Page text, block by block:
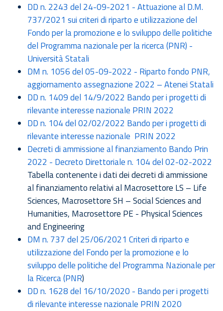
DD n. 2243 del 24-09-2021 - Attuazione al D.M.
737/2021 sui criteri di riparto e utilizzazione del
Fondo per la promozione e lo sviluppo delle politiche
del Programma nazionale per la ricerca (PNR) -
Università Statali
DM n. 1056 del 05-09-2022 - Riparto fondo PNR,
aggiornamento assegnazione 2022 – Atenei Statali
DD n. 1409 del 14/9/2022 Bando per i progetti di
rilevante interesse nazionale PRIN 2022
DD n. 104 del 02/02/2022 Bando per i progetti di
rilevante interesse nazionale PRIN 2022
Decreti di ammissione al finanziamento Bando Prin
2022 - Decreto Direttoriale n. 104 del 02-02-2022
Tabella contenente i dati dei decreti di ammissione
al finanziamento relativi al Macrosettore LS – Life
Sciences, Macrosettore SH – Social Sciences and
Humanities, Macrosettore PE - Physical Sciences
and Engineering
DM n. 737 del 25/06/2021 Criteri di riparto e
utilizzazione del Fondo per la promozione e lo
sviluppo delle politiche del Programma Nazionale per
la Ricerca (PNR)
DD n. 1628 del 16/10/2020 - Bando per i progetti
di rilevante interesse nazionale PRIN 2020